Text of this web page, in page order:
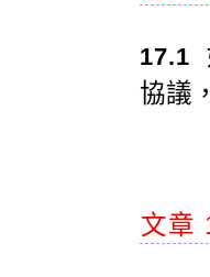
17.1
協議
文章